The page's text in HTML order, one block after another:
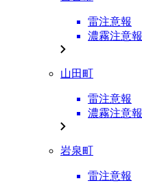
雷注意報
濃霧注意報
山田町
雷注意報
濃霧注意報
岩泉町
雷注意報